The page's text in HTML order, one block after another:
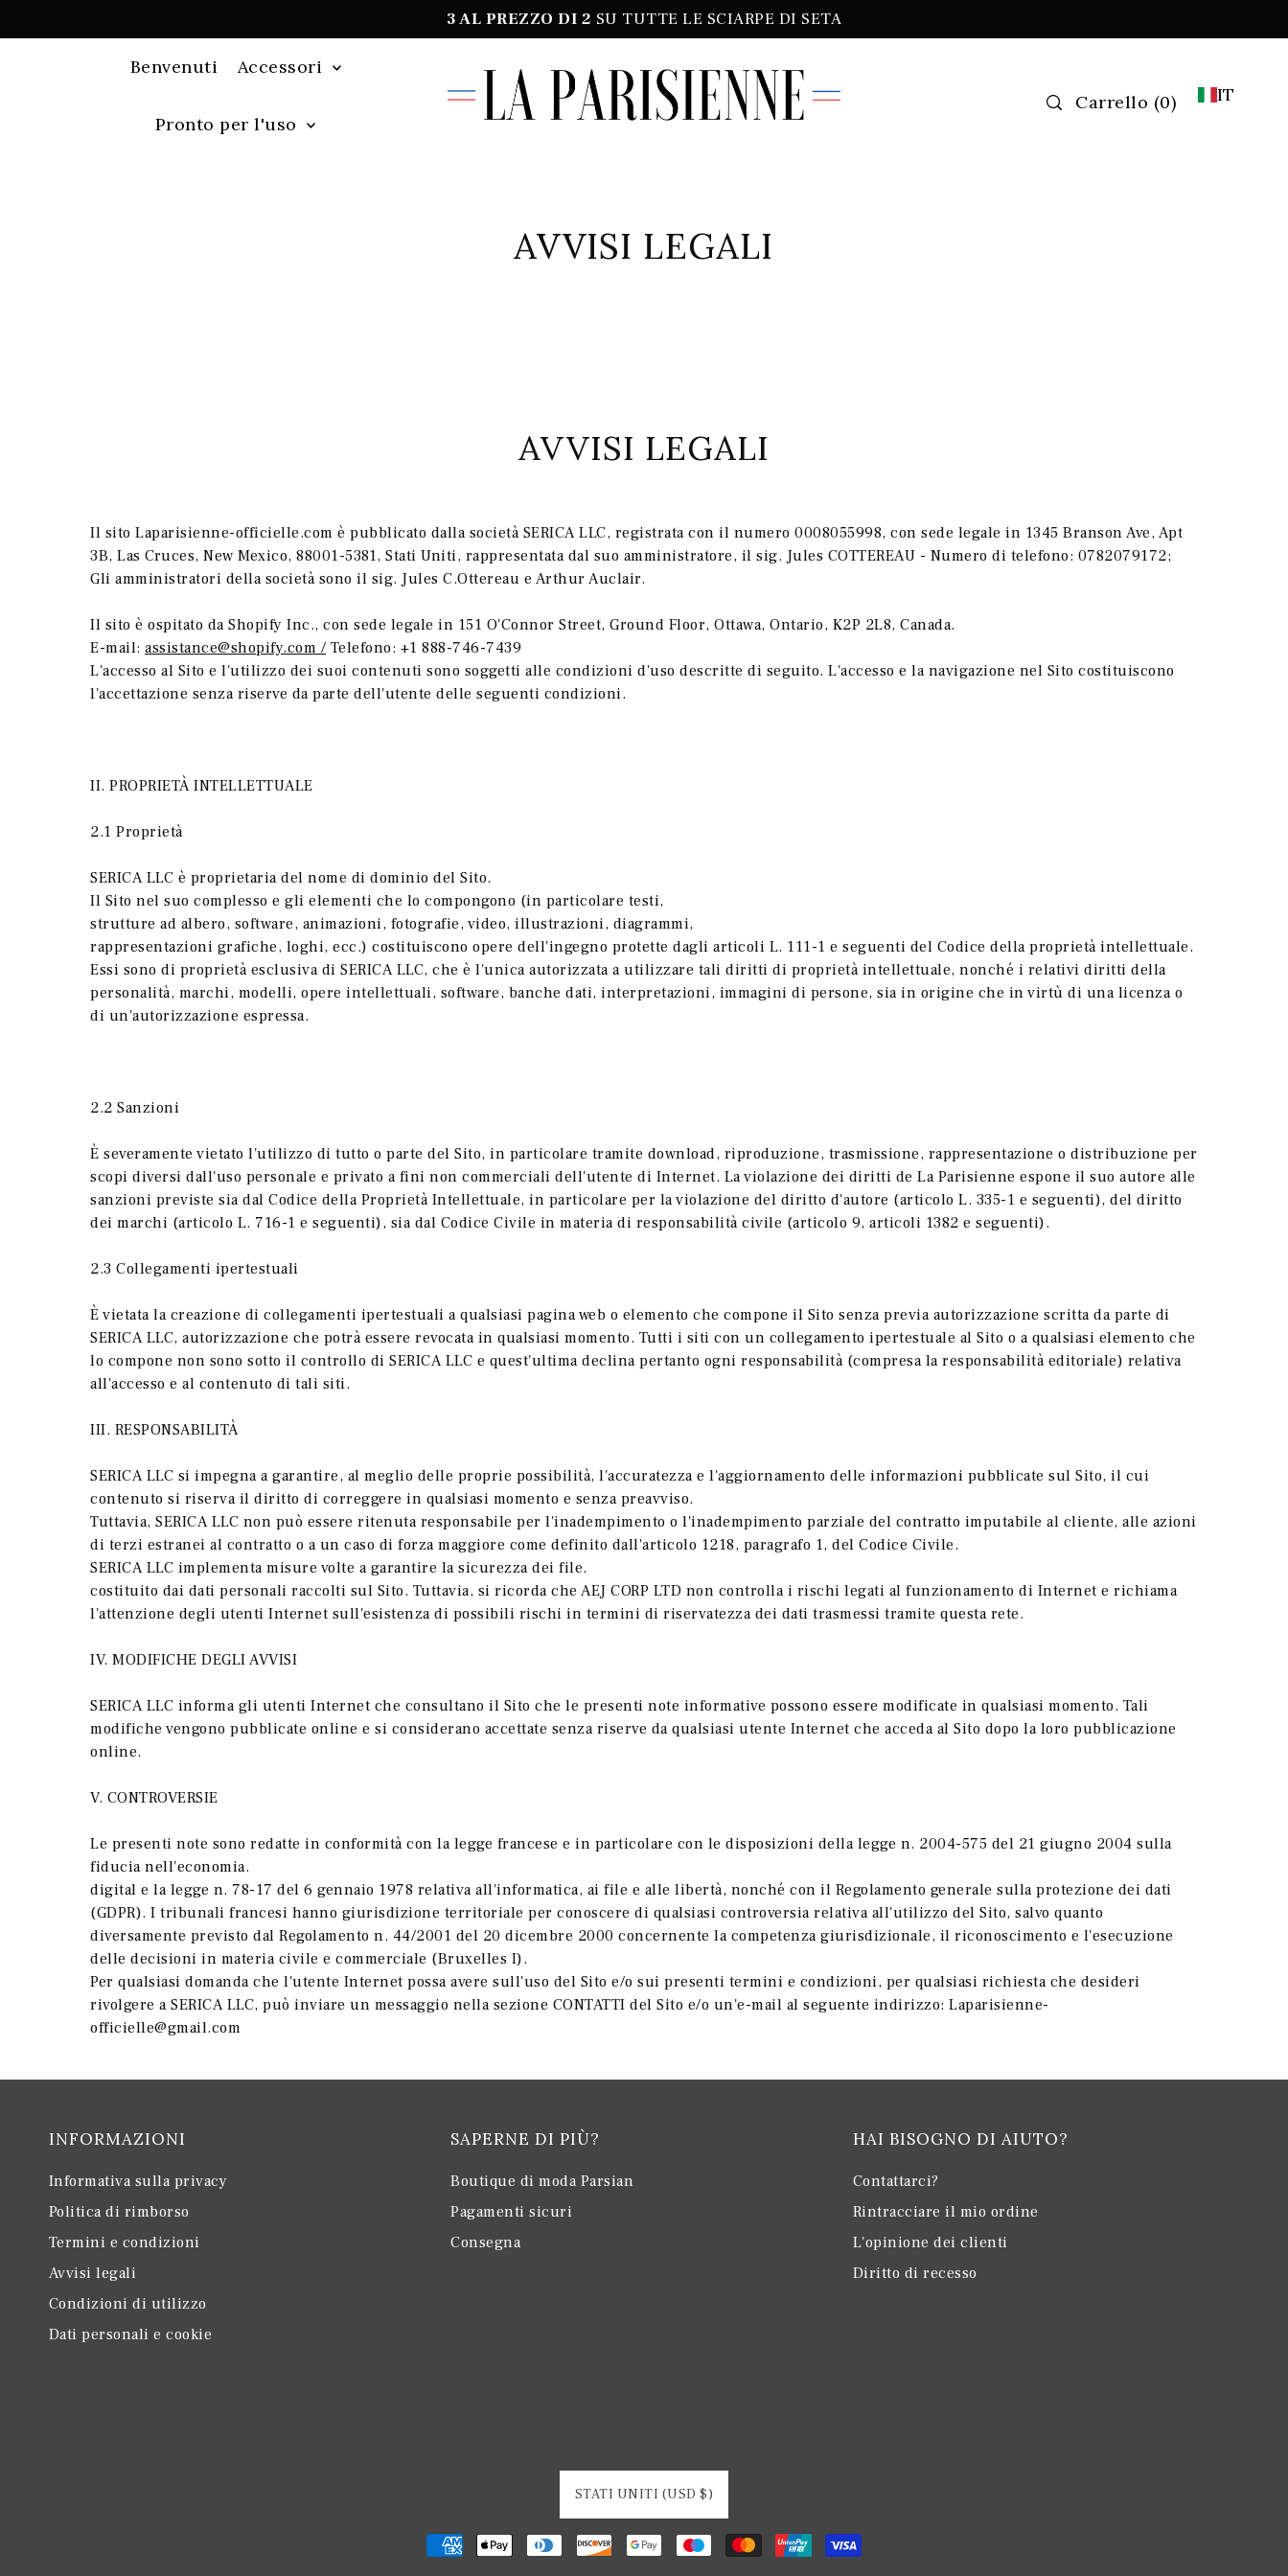
3 AL PREZZO DI 2 SU TUTTE LE SCIARPE DI SETA
Benvenuti Accessori
Pronto per l'uso
Carrello (0) IT
AVVISI LEGALI
AVVISI LEGALI
Il sito Laparisienne-officielle.com è pubblicato dalla società SERICA LLC, registrata con il numero 0008055998, con sede legale in 1345 Branson Ave, Apt
3B, Las Cruces, New Mexico, 88001-5381, Stati Uniti, rappresentata dal suo amministratore, il sig. Jules COTTEREAU - Numero di telefono: 0782079172;
Gli amministratori della società sono il sig. Jules C.Ottereau e Arthur Auclair.
Il sito è ospitato da Shopify Inc., con sede legale in 151 O'Connor Street, Ground Floor, Ottawa, Ontario, K2P 2L8, Canada.
E-mail:assistance@shopify.com / Telefono: +1 888-746-7439
L'accesso al Sito e l'utilizzo dei suoi contenuti sono soggetti alle condizioni d'uso descritte di seguito. L'accesso e la navigazione nel Sito costituiscono
l'accettazione senza riserve da parte dell'utente delle seguenti condizioni.
II. PROPRIETÀ INTELLETTUALE
2.1 Proprietà
SERICA LLC è proprietaria del nome di dominio del Sito.
Il Sito nel suo complesso e gli elementi che lo compongono (in particolare testi,
strutture ad albero, software, animazioni, fotografie, video, illustrazioni, diagrammi,
rappresentazioni grafiche, loghi, ecc.) costituiscono opere dell'ingegno protette dagli articoli L. 111-1 e seguenti del Codice della proprietà intellettuale.
Essi sono di proprietà esclusiva di SERICA LLC, che è l'unica autorizzata a utilizzare tali diritti di proprietà intellettuale, nonché i relativi diritti della
personalità, marchi, modelli, opere intellettuali, software, banche dati, interpretazioni, immagini di persone, sia in origine che in virtù di una licenza o
di un'autorizzazione espressa.
2.2 Sanzioni
È severamente vietato l'utilizzo di tutto o parte del Sito, in particolare tramite download, riproduzione, trasmissione, rappresentazione o distribuzione per
scopi diversi dall'uso personale e privato a fini non commerciali dell'utente di Internet. La violazione dei diritti de La Parisienne espone il suo autore alle
sanzioni previste sia dal Codice della Proprietà Intellettuale, in particolare per la violazione del diritto d'autore (articolo L. 335-1 e seguenti), del diritto
dei marchi (articolo L. 716-1 e seguenti), sia dal Codice Civile in materia di responsabilità civile (articolo 9, articoli 1382 e seguenti).
2.3 Collegamenti ipertestuali
È vietata la creazione di collegamenti ipertestuali a qualsiasi pagina web o elemento che compone il Sito senza previa autorizzazione scritta da parte di
SERICA LLC, autorizzazione che potrà essere revocata in qualsiasi momento. Tutti i siti con un collegamento ipertestuale al Sito o a qualsiasi elemento che
lo compone non sono sotto il controllo diSERICA LLC e quest'ultima declina pertanto ogni responsabilità (compresa la responsabilità editoriale) relativa
all'accesso e al contenuto di tali siti.
III. RESPONSABILITÀ
SERICA LLC si impegna a garantire, al meglio delle proprie possibilità, l'accuratezza e l'aggiornamento delle informazioni pubblicate sul Sito, il cui
contenuto si riserva il diritto di correggere in qualsiasi momento e senza preavviso.
Tuttavia,SERICA LLC non può essere ritenuta responsabile per l'inadempimento o l'inadempimento parziale del contratto imputabile al cliente, alle azioni
di terzi estranei al contratto o a un caso di forza maggiore come definito dall'articolo 1218, paragrafo 1, del Codice Civile.
SERICA LLC implementa misure volte a garantire la sicurezza dei file.
costituito dai dati personali raccolti sul Sito. Tuttavia, si ricorda che AEJ CORP LTD non controlla i rischi legati al funzionamento di Internet e richiama
l'attenzione degli utenti Internet sull'esistenza di possibili rischi in termini di riservatezza dei dati trasmessi tramite questa rete.
IV. MODIFICHE DEGLI AVVISI
SERICA LLC informa gli utenti Internet che consultano il Sito che le presenti note informative possono essere modificate in qualsiasi momento. Tali
modifiche vengono pubblicate online e si considerano accettate senza riserve da qualsiasi utente Internet che acceda al Sito dopo la loro pubblicazione
online.
V. CONTROVERSIE
Le presenti note sono redatte in conformità con la legge francese e in particolare con le disposizioni della legge n. 2004-575 del 21 giugno 2004 sulla
fiducia nell'economia.
digital e la legge n. 78-17 del 6 gennaio 1978 relativa all'informatica, ai file e alle libertà, nonché con il Regolamento generale sulla protezione dei dati
(GDPR). I tribunali francesi hanno giurisdizione territoriale per conoscere di qualsiasi controversia relativa all'utilizzo del Sito, salvo quanto
diversamente previsto dal Regolamento n. 44/2001 del 20 dicembre 2000 concernente la competenza giurisdizionale, il riconoscimento e l'esecuzione
delle decisioni in materia civile e commerciale (Bruxelles I).
Per qualsiasi domanda che l'utente Internet possa avere sull'uso del Sito e/o sui presenti termini e condizioni, per qualsiasi richiesta che desideri
rivolgere aSERICA LLC, può inviare un messaggio nella sezione CONTATTI del Sito e/o un'e-mail al seguente indirizzo: Laparisienne-
officielle@gmail.com
INFORMAZIONI
Informativa sulla privacy
Politica di rimborso
Termini e condizioni
Avvisi legali
Condizioni di utilizzo
Dati personali e cookie
SAPERNE DI PIÙ?
Boutique di moda Parsian
Pagamenti sicuri
Consegna
HAI BISOGNO DI AIUTO?
Contattarci?
Rintracciare il mio ordine
L'opinione dei clienti
Diritto di recesso
STATI UNITI (USD $)